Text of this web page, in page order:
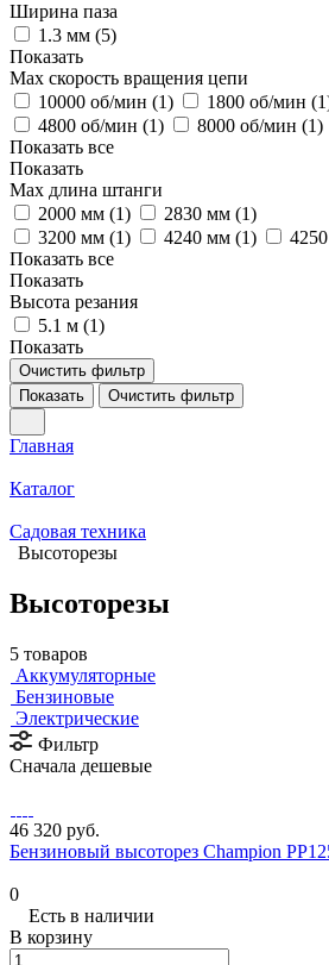
Ширина паза
1.3 мм (5)
Показать
Мах скорость вращения цепи
10000 об/мин (1) 1800 об/мин (1
4800 об/мин (1) 8000 об/мин (1)
Показать все
Показать
Мах длина штанги
2000 мм (1) 2830 мм (1)
3200 мм (1) 4240 мм (1)
Показать все
Показать
Высота резания
5.1 м (1)
Показать
Очистить фильтр
Показать
Очистить фильтр
Главная
Каталог
Садовая техника
Высоторезы
Высоторезы
5 товаров
Аккумуляторные
Бензиновые
Электрические
Фильтр
Сначала дешевые
46 320 руб.
Бензиновый высоторез Champion
0
Есть в наличии
В корзину